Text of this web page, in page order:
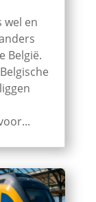
wel en
België.